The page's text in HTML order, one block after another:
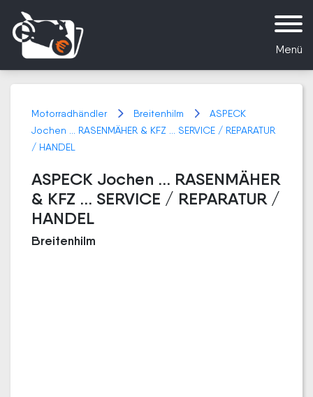
Menü
Motorradhändler Breitenhilm
ASPECK
Jochen ... RASENMÄHER & KFZ ... SERVICE / REPARATUR
/ HANDEL
ASPECK Jochen ... RASENMÄHER
& KFZ ... SERVICE / REPARATUR /
HANDEL
Breitenhilm